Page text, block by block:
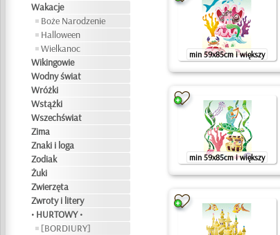
Wakacje
Boże Narodzenie
Halloween
Wielkanoc
Wikingowie
Wodny świat
Wróżki
Wstążki
Wszechświat
Zima
Znaki i loga
Zodiak
Żuki
Zwierzęta
Zwroty i litery
• HURTOWY •
[BORDIURY]
min 59x85cm i większy
min 59x85cm i większy